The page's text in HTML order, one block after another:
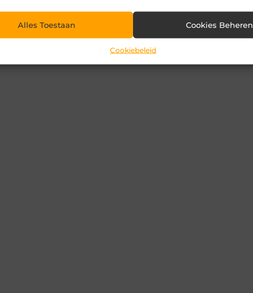
Alles Toestaan Cookies Beheren
Cookiebeleid